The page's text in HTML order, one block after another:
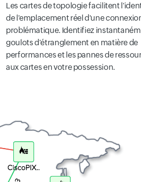
Les cartes de topologie facilitent
de l'emplacement réel d'une
problématique. Identifiez
goulots d'étranglement en matière de
performances et les pannes de
aux cartes en votre possession.